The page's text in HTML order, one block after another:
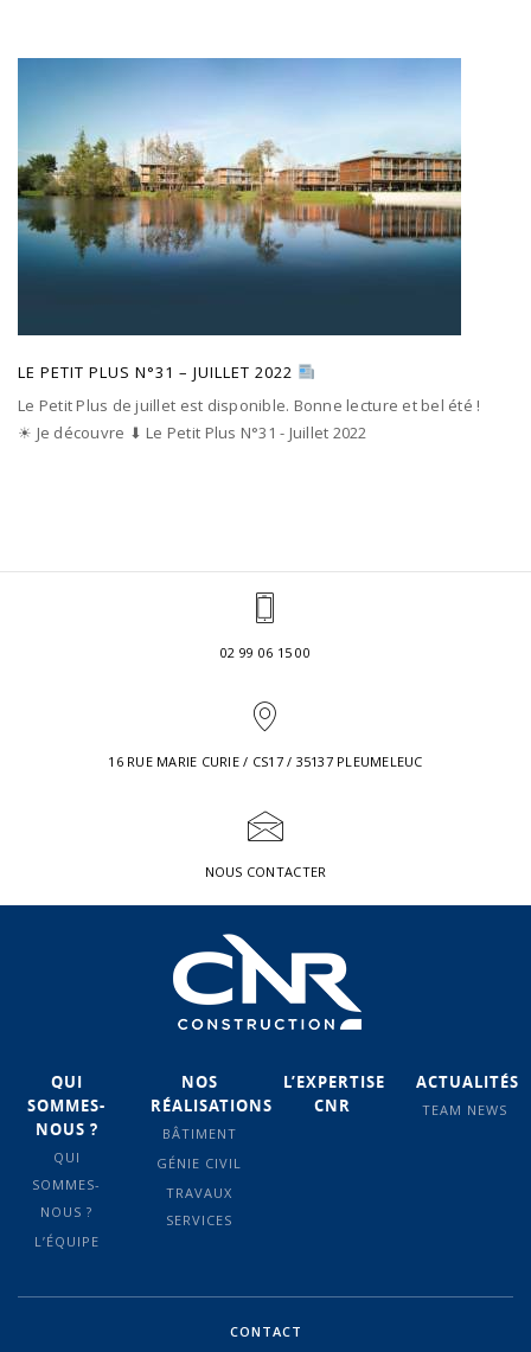
LE PETIT PLUS N°31 – JUILLET 2022
Le Petit Plus de juillet est disponible. Bonne lecture et bel été !
☀ Je découvre ⬇ Le Petit Plus N°31 - Juillet 2022
02 99 06 15 00
16 RUE MARIE CURIE / CS17 / 35137 PLEUMELEUC
NOUS CONTACTER
QUI
SOMMES-
NOUS ?
QUI
SOMMES-
NOUS ?
L’ÉQUIPE
NOS
RÉALISATIONS
BÂTIMENT
GÉNIE CIVIL
TRAVAUX
SERVICES
L’EXPERTISE
CNR
ACTUALITÉS
TEAM NEWS
CONTACT